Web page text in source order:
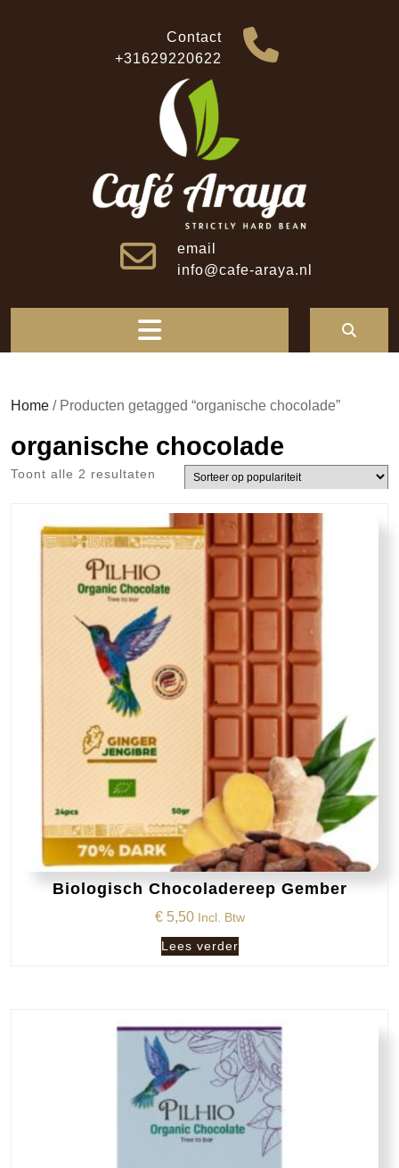
Contact
+31629220622
email
info@cafe-araya.nl
Home / Producten getagged “organische chocolade”
organische chocolade
Toont alle 2 resultaten Gesorteerd
populariteit
Biologisch Chocoladereep Gember
€5,50 Incl. Btw
Lees verder